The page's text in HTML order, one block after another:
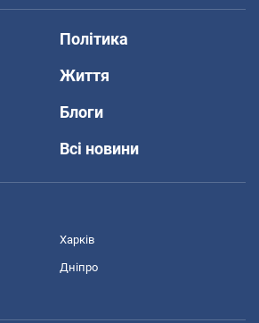
Політика
Життя
Блоги
Всі новини
Харків
Дніпро